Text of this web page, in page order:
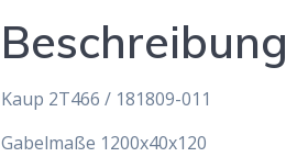
Beschreibung
Kaup 2T466 / 181809-011
Gabelmaße 1200x40x120